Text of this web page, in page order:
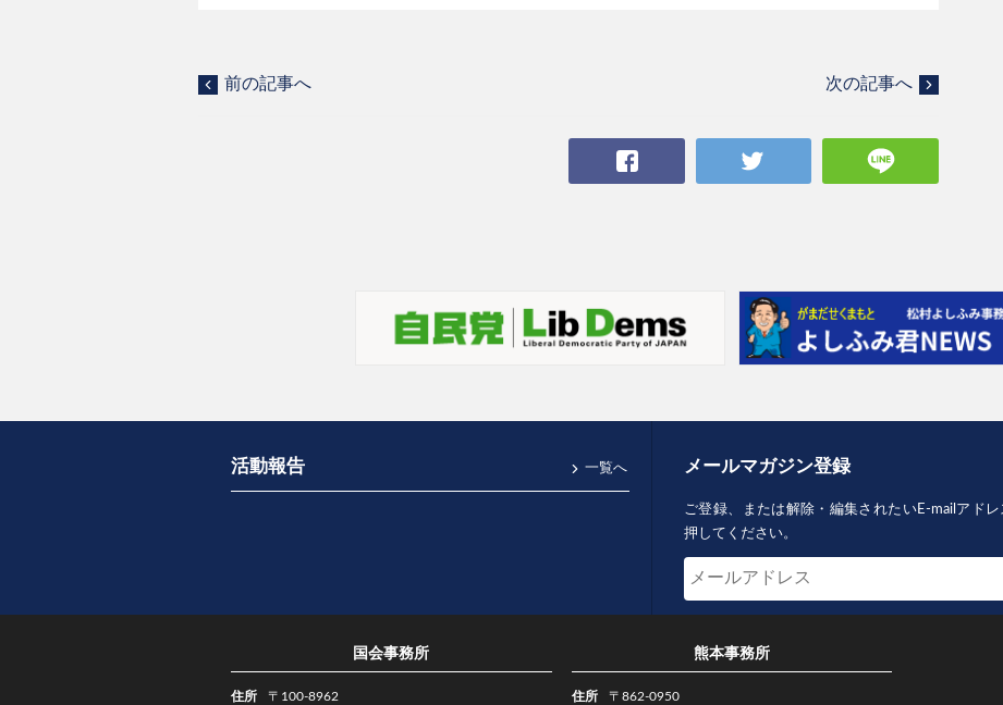
前の記事へ 次の記事へ
Facebook
活動報告 一覧へ メールマガジン登録
ご登録、または解除・編集されたいE-mailアド
押してください。
国会事務所
住所 〒100-8962
熊本事務所
住所 〒862-0950